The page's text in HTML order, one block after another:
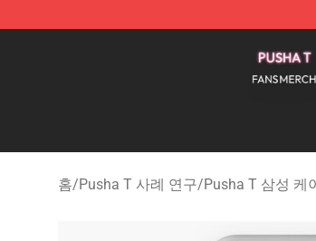
홈/Pusha T 사례 연구/Pusha T 삼성 케